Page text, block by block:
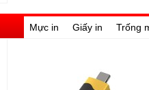
Mực in Giấy in Trống